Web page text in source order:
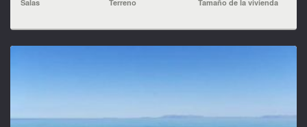
Salas Terreno Tamaño de la vivienda